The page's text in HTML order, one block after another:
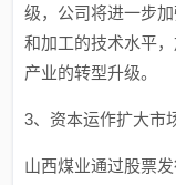
级，公司将进一步
和加工的技术水平
产业的转型升级。
3、资本运作扩大市
山西煤业通过股票